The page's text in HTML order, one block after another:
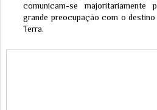
comunicam-se majoritariamente
grande preocupação com o
Terra.